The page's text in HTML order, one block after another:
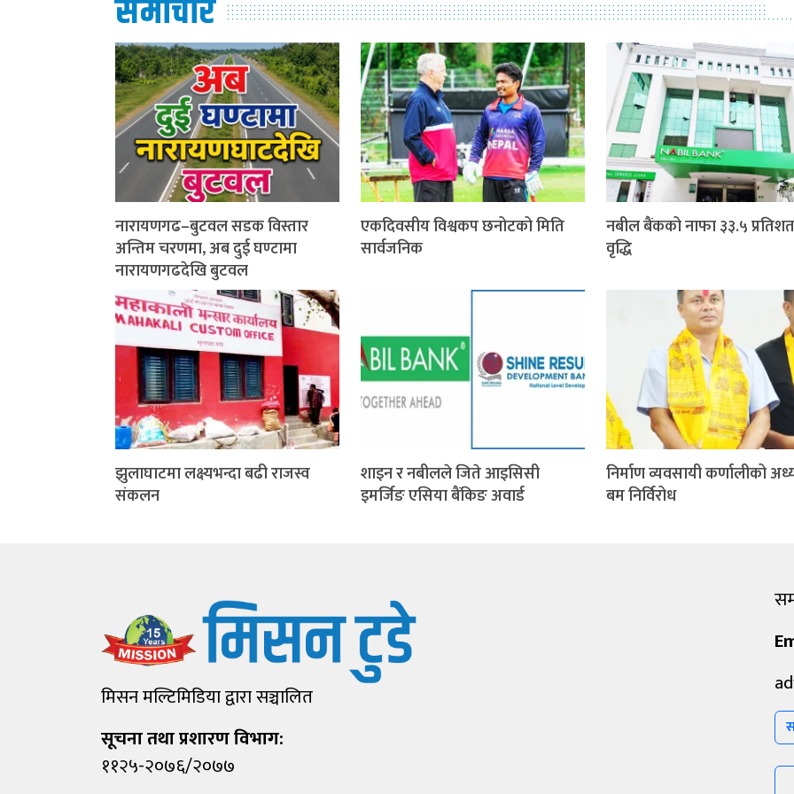
समाचार
नारायणगढ–बुटवल सडक विस्तार
अन्तिम चरणमा, अब दुई घण्टामा
नारायणगढदेखि बुटवल
एकदिवसीय विश्वकप छनोटको मिति
सार्वजनिक
नबील बैंकको नाफा ३३.५
वृद्धि
झुलाघाटमा लक्ष्यभन्दा बढी राजस्व
संकलन
शाइन र नबीलले जिते आइसिसी
इमर्जिङ एसिया बैंकिङ अवार्ड
निर्माण व्यवसायी कर्णालीको
बम निर्विरोध
मिसन मल्टिमिडिया द्वारा सञ्चालित
सूचना तथा प्रशारण विभाग:
११२५-२०७६/२०७७